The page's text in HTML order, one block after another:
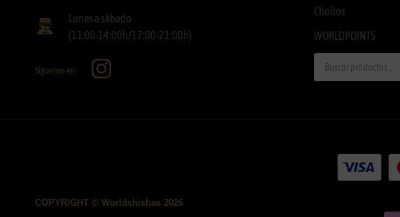
Lunes a sábado
(11:00-14:00h/17:00-21:00h)
Síguenos en:
Chollos
WORLDPOINTS
COPYRIGHT © Worldshishas 2026